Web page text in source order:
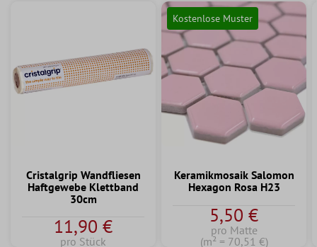
Cristalgrip Wandfliesen
Haftgewebe Klettband
30cm
11,90 €
pro Stück
Kostenlose Muster
Keramikmosaik Salomon
Hexagon Rosa H23
5,50 €
pro Matte
(m² = 70,51 €)